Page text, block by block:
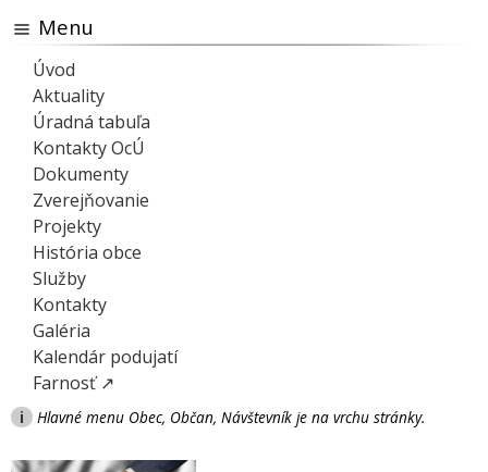
Menu
Úvod
Aktuality
Úradná tabuľa
Kontakty OcÚ
Dokumenty
Zverejňovanie
Projekty
História obce
Služby
Kontakty
Galéria
Kalendár podujatí
Farnosť ↗
i Hlavné menu Obec, Občan, Návštevník je na vrchu stránky.